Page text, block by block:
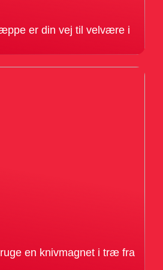
er din vej til velvære i
en knivmagnet i træ fra